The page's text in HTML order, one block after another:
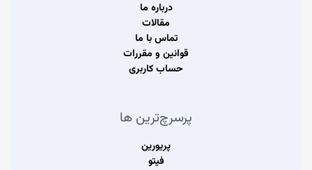
درباره ما
مقالات
تماس با ما
قوانین و مقررات
حساب کاربری
پرسرچ‌ترین ها
پریورین
فیتو